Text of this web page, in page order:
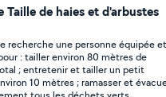
Taille de haies et d'arbustes
recherche une personne équipée et
: tailler environ 80 mètres de
; entretenir et tailler un petit
10 mètres ; ramasser et